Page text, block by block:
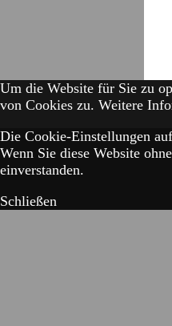
Um die Website für Sie zu
von Cookies zu. Weitere
Die Cookie-Einstellungen
Wenn Sie diese Website
einverstanden.
Schließen